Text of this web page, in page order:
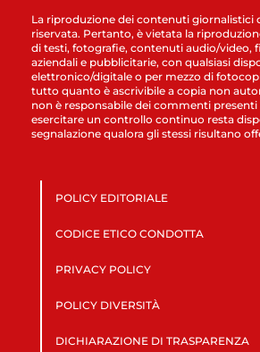
La riproduzione dei contenuti giornalistici
riservata. Pertanto, è vietata la
di testi, fotografie, contenuti audio/video,
aziendali e pubblicitarie, con qualsiasi
elettronico/digitale o per mezzo di
tutto quanto è ascrivibile a copia non
non è responsabile dei commenti
esercitare un controllo continuo resta
segnalazione qualora gli stessi risultano
POLICY EDITORIALE
CODICE ETICO CONDOTTA
PRIVACY POLICY
POLICY DIVERSITÀ
DICHIARAZIONE DI TRASPARENZA